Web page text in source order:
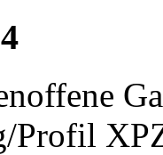
Profil